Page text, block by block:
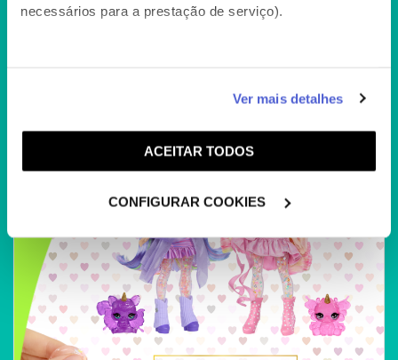
necessários para a prestação de serviço).
este serviço às suas preferências e apresentar-lhe
funcionalidades (cookies de personalização e
funcionalidade) e adaptar anúncios aos seus interesses
(cookies de publicidade personalizada). Pode gerir a
Cookies".
Ver mais detalhes
ACEITAR TODOS
CONFIGURAR COOKIES